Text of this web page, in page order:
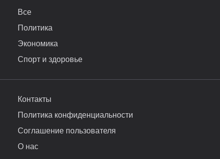
Все
Политика
Экономика
Спорт и здоровье
Контакты
Политика конфиденциальности
Соглашение пользователя
О нас